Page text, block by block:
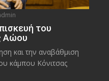
του
Αώου
και την αναβάθμιση
κάμπου Κόνιτσας